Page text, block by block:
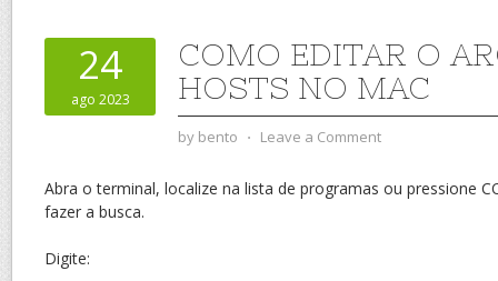
24
ago 2023
COMO EDITAR O
HOSTS NO MAC
by bento ⋅ Leave a Comment
Abra o terminal, localize na lista de programas ou pressione
fazer a busca.
Digite: